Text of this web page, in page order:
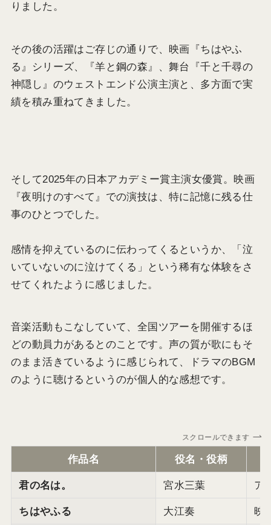
りました。
その後の活躍はご存じの通りで、映画『ちはやふ
る』シリーズ、『羊と鋼の森』、舞台『千と千尋の
神隠し』のウェストエンド公演主演と、多方面で実
績を積み重ねてきました。
そして2025年の日本アカデミー賞主演女優賞。映画
『夜明けのすべて』での演技は、特に記憶に残る仕
事のひとつでした。
感情を抑えているのに伝わってくるというか、「泣
いていないのに泣けてくる」という稀有な体験をさ
せてくれたように感じました。
音楽活動もこなしていて、全国ツアーを開催するほ
どの動員力があるとのことです。声の質が歌にもそ
のまま活きているように感じられて、ドラマのBGM
のように聴けるというのが個人的な感想です。
スクロールできます
作品名 役名・役柄
君の名は。 宮水三葉 ア
ちはやふる 大江奏 映